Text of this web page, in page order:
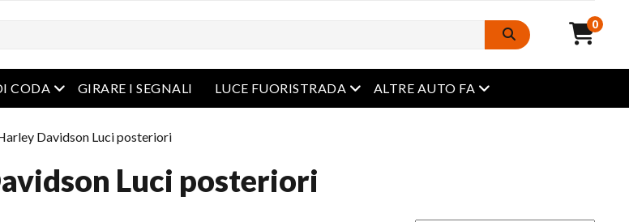
0
CODA Menu aperto
GIRARE I SEGNALI LUCE FUORISTRADA Menu aperto
ALTRE AUTO FA Menu aperto
Davidson Luci posteriori
Luci posteriori